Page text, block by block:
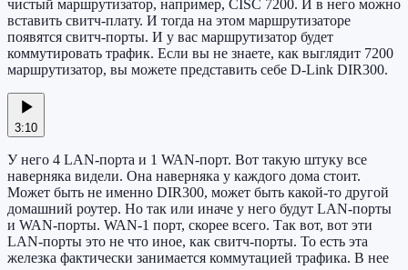
чистый маршрутизатор, например, CISC 7200. И в него можно
вставить свитч-плату. И тогда на этом маршрутизаторе
появятся свитч-порты. И у вас маршрутизатор будет
коммутировать трафик. Если вы не знаете, как выглядит 7200
маршрутизатор, вы можете представить себе D-Link DIR300.
3:10
У него 4 LAN-порта и 1 WAN-порт. Вот такую штуку все
наверняка видели. Она наверняка у каждого дома стоит.
Может быть не именно DIR300, может быть какой-то другой
домашний роутер. Но так или иначе у него будут LAN-порты
и WAN-порты. WAN-1 порт, скорее всего. Так вот, вот эти
LAN-порты это не что иное, как свитч-порты. То есть эта
железка фактически занимается коммутацией трафика. В нее